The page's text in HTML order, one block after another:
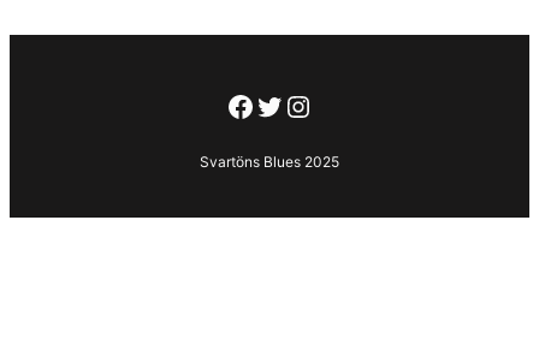
Facebook
Twitter
Instagram
Svartöns Blues 2025